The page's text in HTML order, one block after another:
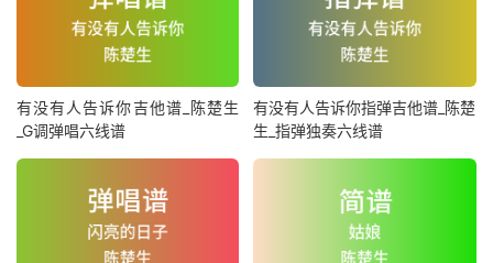
有没有人告诉你吉他谱_陈楚生
_G调弹唱六线谱
有没有人告诉你指弹吉他谱_陈楚
生_指弹独奏六线谱